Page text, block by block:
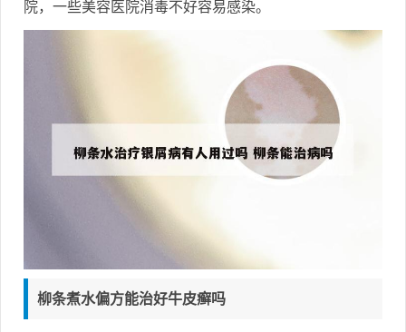
院，一些美容医院消毒不好容易感染。
柳条煮水偏方能治好牛皮癣吗